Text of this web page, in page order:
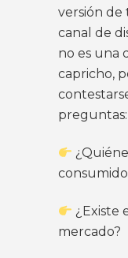
versión
canal de
no es una
capricho,
preguntas:
¿Existe
mercado?